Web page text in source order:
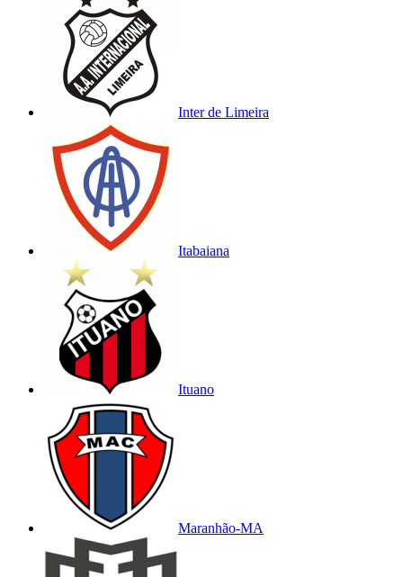
Inter de Limeira
Itabaiana
Ituano
Maranhão-MA